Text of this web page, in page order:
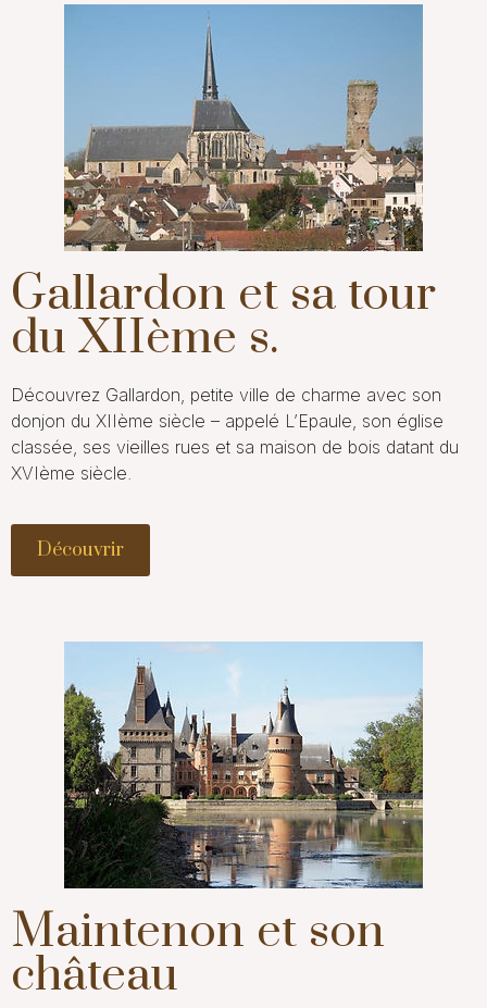
Gallardon et sa tour
du XIIème s.
Découvrez Gallardon, petite ville de charme avec son
donjon du XIIème siècle – appelé L’Epaule, son église
classée, ses vieilles rues et sa maison de bois datant du
XVIème siècle.
Découvrir
Maintenon et son
château